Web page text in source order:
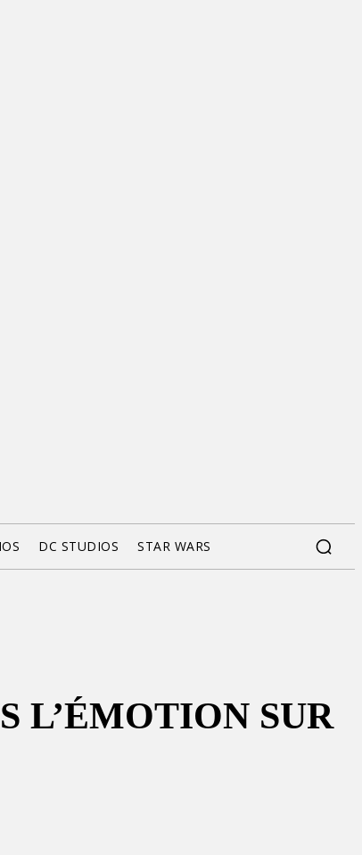
DC STUDIOS STAR WARS
L’ÉMOTION SUR